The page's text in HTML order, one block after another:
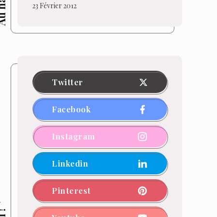
23 Février 2012
Twitter
Facebook
Instagram
Linkedin
Pinterest